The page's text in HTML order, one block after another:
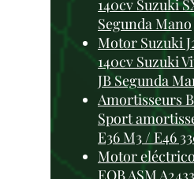
140cv Suzuki
Segunda Mano
Motor Suzuki
140cv Suzuki
JB Segunda
Amortisseurs
Sport
E36 M3 / E46
Motor
EQB ASM